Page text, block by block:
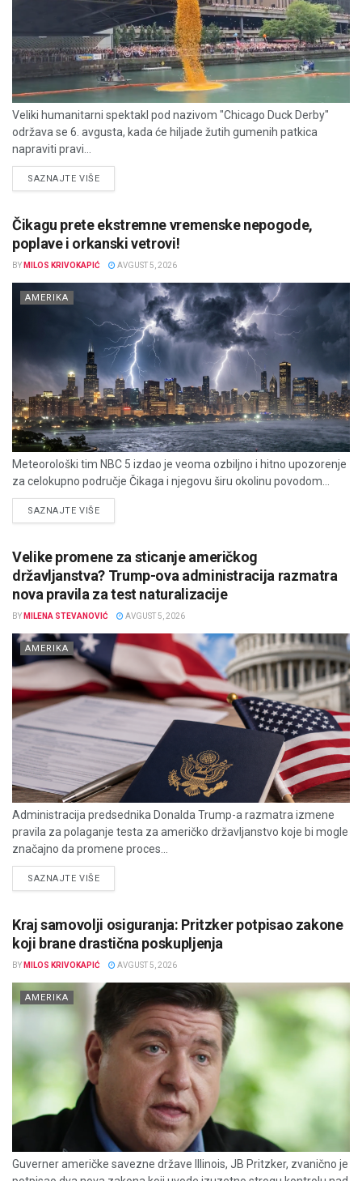
Veliki humanitarni spektakl pod nazivom "Chicago Duck Derby"
održava se 6. avgusta, kada će hiljade žutih gumenih patkica
napraviti pravi...
SAZNAJTE VIŠEDETAILS
Čikagu prete ekstremne vremenske nepogode,
poplave i orkanski vetrovi!
BY MILOS KRIVOKAPIĆ AVGUST 5, 2026
AMERIKA
Meteorološki tim NBC 5 izdao je veoma ozbiljno i hitno upozorenje
za celokupno područje Čikaga i njegovu širu okolinu povodom...
SAZNAJTE VIŠEDETAILS
Velike promene za sticanje američkog
državljanstva? Trump-ova administracija razmatra
nova pravila za test naturalizacije
BY MILENA STEVANOVIĆ AVGUST 5, 2026
AMERIKA
Administracija predsednika Donalda Trump-a razmatra izmene
pravila za polaganje testa za američko državljanstvo koje bi mogle
značajno da promene proces...
SAZNAJTE VIŠEDETAILS
Kraj samovolji osiguranja: Pritzker potpisao zakone
koji brane drastična poskupljenja
BY MILOS KRIVOKAPIĆ AVGUST 5, 2026
AMERIKA
Guverner američke savezne države Illinois, JB Pritzker, zvanično je